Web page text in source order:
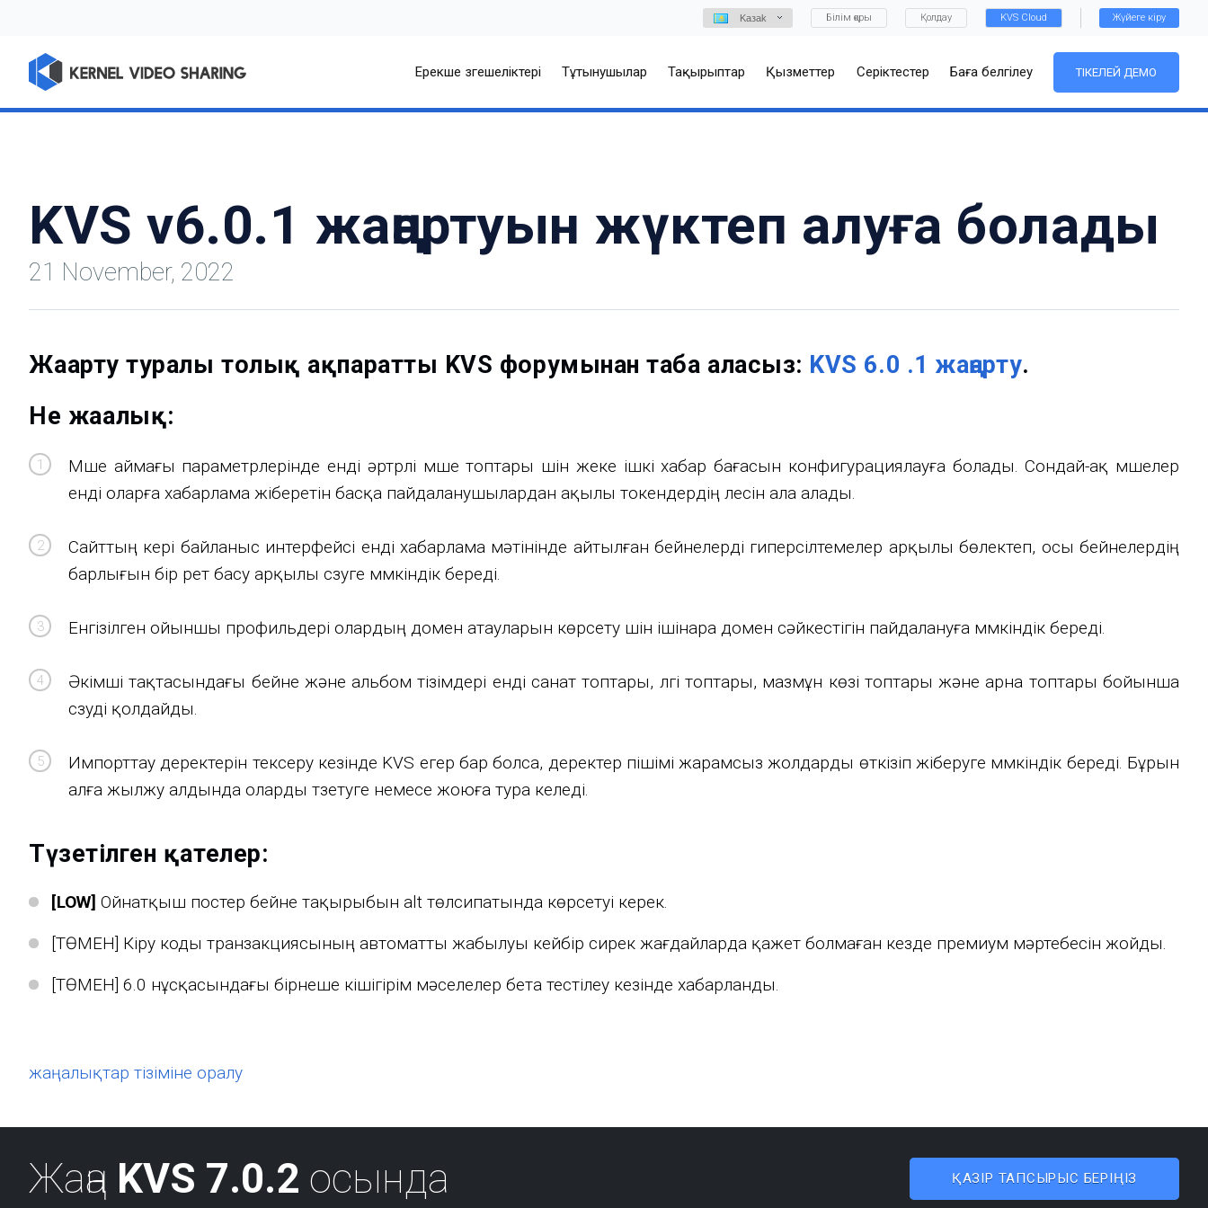
Kазаk Білім қоры Қолдау KVS Cloud Жүйеге кіру
Ерекше өзгешеліктері Тұтынушылар Тақырыптар Қызметтер Серіктестер Баға белгілеу ТІКЕЛЕЙ ДЕМО
KVS v6.0.1 жаңартуын жүктеп алуға болады
21 November, 2022
Жаңарту туралы толық ақпаратты KVS форумынан таба аласыз: KVS 6.0 .1 жаңарту.
Не жаңалық:
Мүше аймағы параметрлерінде енді әртүрлі мүше топтары үшін жеке ішкі хабар бағасын конфигурациялауға болады. Сондай-ақ мүшелер
енді оларға хабарлама жіберетін басқа пайдаланушылардан ақылы токендердің үлесін ала алады.
Сайттың кері байланыс интерфейсі енді хабарлама мәтінінде айтылған бейнелерді гиперсілтемелер арқылы бөлектеп, осы бейнелердің
барлығын бір рет басу арқылы сүзуге мүмкіндік береді.
Енгізілген ойыншы профильдері олардың домен атауларын көрсету үшін ішінара домен сәйкестігін пайдалануға мүмкіндік береді.
Әкімші тақтасындағы бейне және альбом тізімдері енді санат топтары, үлгі топтары, мазмұн көзі топтары және арна топтары бойынша
сүзуді қолдайды.
Импорттау деректерін тексеру кезінде KVS егер бар болса, деректер пішімі жарамсыз жолдарды өткізіп жіберуге мүмкіндік береді. Бұрын
алға жылжу алдында оларды түзетуге немесе жоюға тура келеді.
Түзетілген қателер:
[LOW] Ойнатқыш постер бейне тақырыбын alt төлсипатында көрсетуі керек.
[ТӨМЕН] Кіру коды транзакциясының автоматты жабылуы кейбір сирек жағдайларда қажет болмаған кезде премиум мәртебесін жойды.
[ТӨМЕН] 6.0 нұсқасындағы бірнеше кішігірім мәселелер бета тестілеу кезінде хабарланды.
жаңалықтар тізіміне оралу
Жаңа KVS 7.0.2 осында ҚАЗІР ТАПСЫРЫС БЕРІҢІЗ